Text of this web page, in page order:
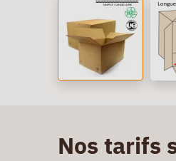
Nos tarifs